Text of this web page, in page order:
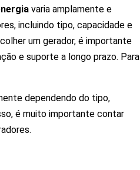
varia amplamente e
incluindo tipo, capacidade e
um gerador, é importante
e suporte a longo prazo. Para
dependendo do tipo,
é muito importante contar